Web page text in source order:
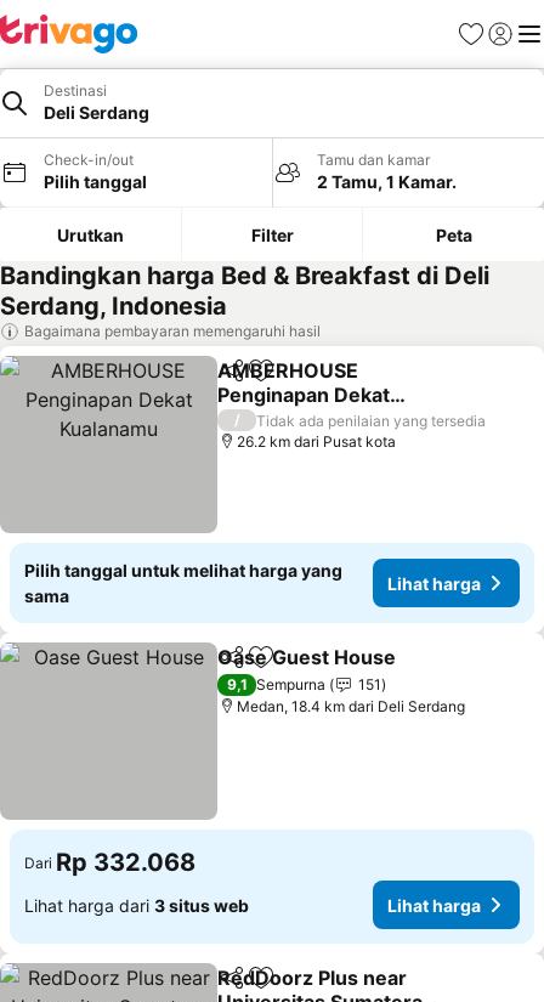
FavoritLogin
Destinasi
Deli Serdang
Check-in/out
Pilih tanggal
Tamu dan kamar
2 Tamu, 1 Kamar.
Urutkan Filter Peta
Bandingkan harga Bed & Breakfast di Deli
Serdang, Indonesia
Bagaimana pembayaran memengaruhi hasil
BagikanTambahkan ke favorit
AMBERHOUSE
Penginapan Dekat
Kualanamu
Lihat harga
/
Tidak ada penilaian yang tersedia
26.2 km dari Pusat kota
Pilih tanggal untuk melihat harga yang
sama
Lihat harga
BagikanTambahkan ke favorit
Oase Guest House
9,1 Sempurna
151
Medan, 18.4 km dari Deli Serdang
Dari Rp 332.068
Lihat harga dari 3 situs web Lihat harga
BagikanTambahkan ke favorit
RedDoorz Plus near